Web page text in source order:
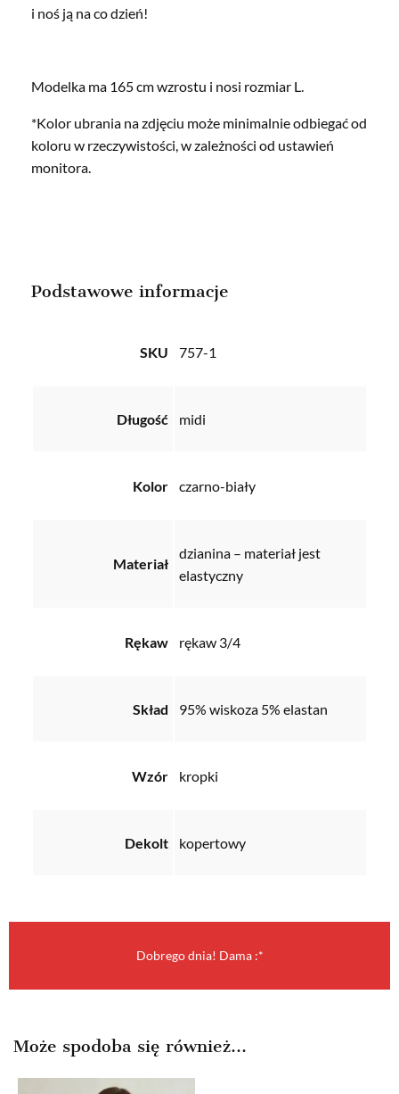
i noś ją na co dzień!
Modelka ma 165 cm wzrostu i nosi rozmiar L.
*Kolor ubrania na zdjęciu może minimalnie odbiegać od
koloru w rzeczywistości, w zależności od ustawień
monitora.
Podstawowe informacje
SKU 757-1
Długość midi
Kolor czarno-biały
Materiał
dzianina – materiał jest
elastyczny
Rękaw rękaw 3/4
Skład 95% wiskoza 5% elastan
Wzór kropki
Dekolt kopertowy
Dobrego dnia! Dama :*
Może spodoba się również…